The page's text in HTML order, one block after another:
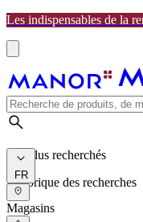
Les indispensables de la
Les plus recherchés
Historique des recherches
FR
Magasins